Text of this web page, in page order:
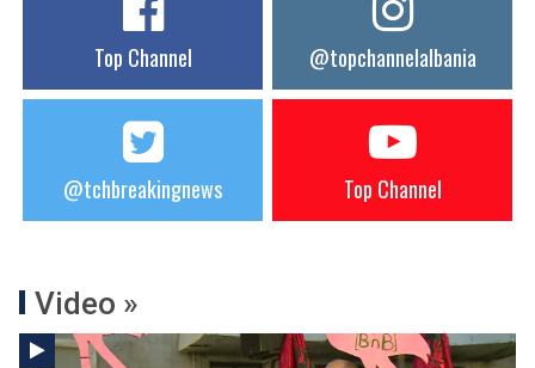
Top Channel @topchannelalbania
@tchbreakingnews Top Channel
Video »